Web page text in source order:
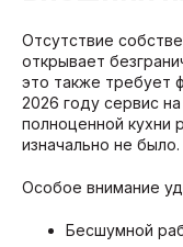
Отсутствие
открывает
это также требует
2026 году сервис
полноценной кухни
изначально не было.
Особое внимание
Бесшумной